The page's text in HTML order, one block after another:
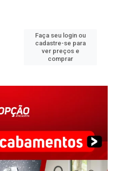
Faça seu login ou
cadastre-se para
ver preços e
comprar